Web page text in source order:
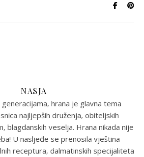
NASJA
hrana je glavna tema
najljepših druženja, obiteljskih
blagdanskih veselja. Hrana nikada nije
U nasljeđe se prenosila vještina
receptura, dalmatinskih specijaliteta